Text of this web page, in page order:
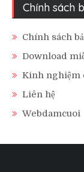
Chính sách
Chính sách
Download
Kinh nghiệm
Liên hệ
Webdamcuoi